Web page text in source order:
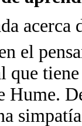
acerca
el
que
Hume.